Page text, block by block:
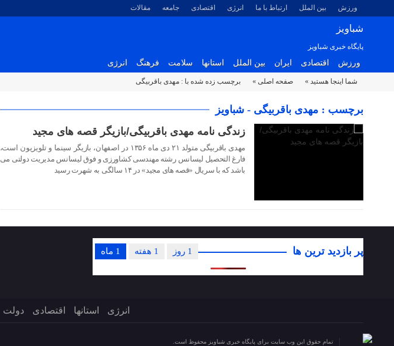
ورزش بین الملل ارتباط با ما انرژی اقتصادی جامعه مقالات
شباویز
پایگاه خبری شباویز
ورزش اقتصادی ایران بین الملل استانها سلامت فرهنگ انرژی
شما اینجا هستید » صفحه اصلی » برچسب زده شده با : مهدی باقربیگی
برچسب : مهدی باقربیگی - شباویز
۱۹ مهر ۱۴۰۳
زندگی نامه مهدی باقربیگی/بازیگر قصه های مجید
مهدی باقربیگی متولد ۲۱ دی ماه ۱۳۵۶ در اصفهان، بازیگر سینما و تلویزیون است،
فارغ التحصیل لیسانس رشته مهندسی کشاورزی و فوق لیسانس مدیریت دولتی می
باشد که با سریال «قصه های مجید» در ۱۴ سالگی به شهرت رسید
پر بازدید ترین ها 1 ماه 1 هفته 1 روز
انرژی استانها اقتصادی دولت
تمام حقوق این وب سایت برای پایگاه خبری شباویز محفوظ است.